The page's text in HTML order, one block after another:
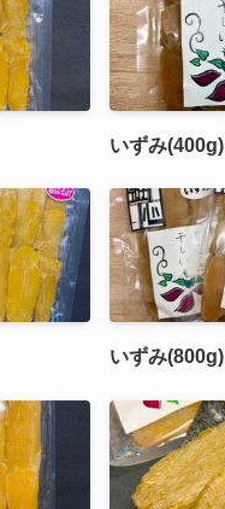
いずみ(400g)
いずみ(800g)